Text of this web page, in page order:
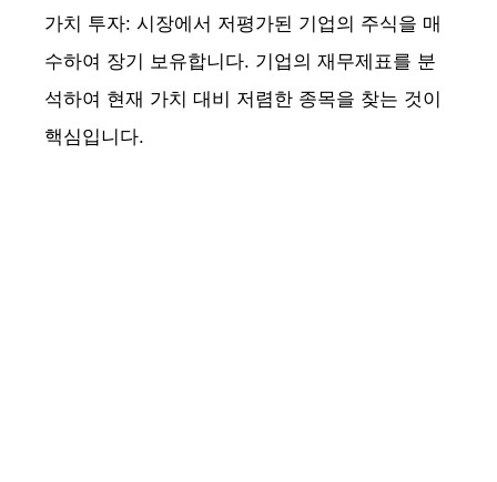
가치 투자: 시장에서 저평가된 기업의 주식을 매
수하여 장기 보유합니다. 기업의 재무제표를 분
석하여 현재 가치 대비 저렴한 종목을 찾는 것이
핵심입니다.